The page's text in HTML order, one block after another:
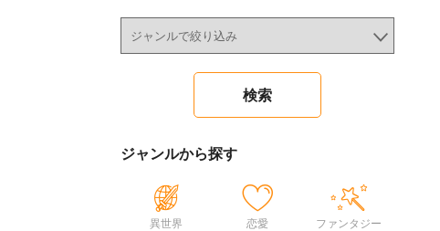
ジャンルから探す
異世界 恋愛 ファンタジー